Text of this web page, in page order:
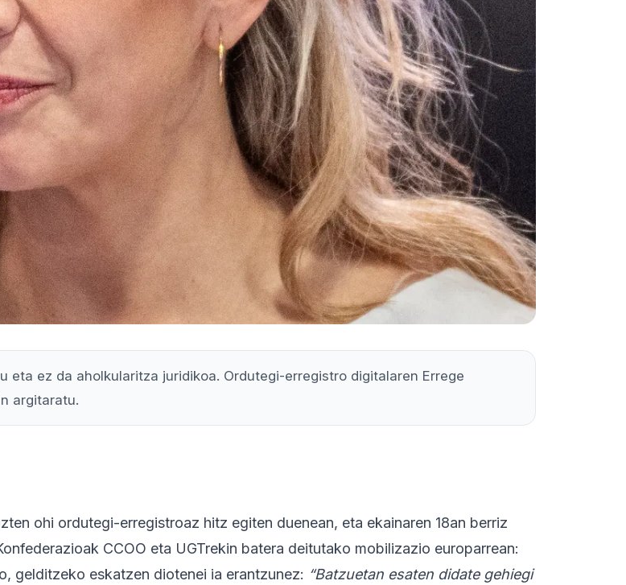
eta ez da aholkularitza juridikoa. Ordutegi-erregistro digitalaren Errege
argitaratu.
ohi ordutegi-erregistroaz hitz egiten duenean, eta ekainaren 18an berriz
CCOO eta UGTrekin batera deitutako mobilizazio europarrean:
gelditzeko eskatzen diotenei ia erantzunez: “Batzuetan esaten didate gehiegi